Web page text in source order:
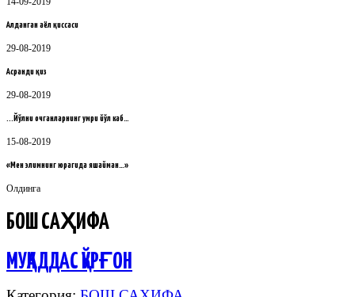
Алданган аёл қиссаси
29-08-2019
Асранди қиз
29-08-2019
...Йўлни очганларнинг умри йўл каб…
15-08-2019
«Мен элимнинг юрагида яшайман…»
Олдинга
БОШ САҲИФА
МУҚАДДАС ҚЎРҒОН